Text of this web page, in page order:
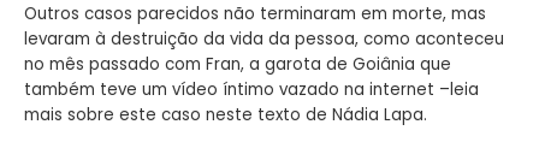
Outros casos parecidos não terminaram em morte, mas
levaram à destruição da vida da pessoa, como aconteceu
no mês passado com Fran, a garota de Goiânia que
também teve um vídeo íntimo vazado na internet –leia
mais sobre este caso neste texto de Nádia Lapa.